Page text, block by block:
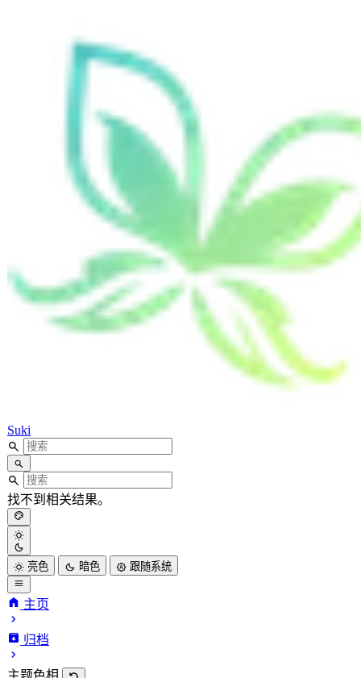
Suki
找不到相关结果。
亮色 暗色 跟随系统
主页
归档